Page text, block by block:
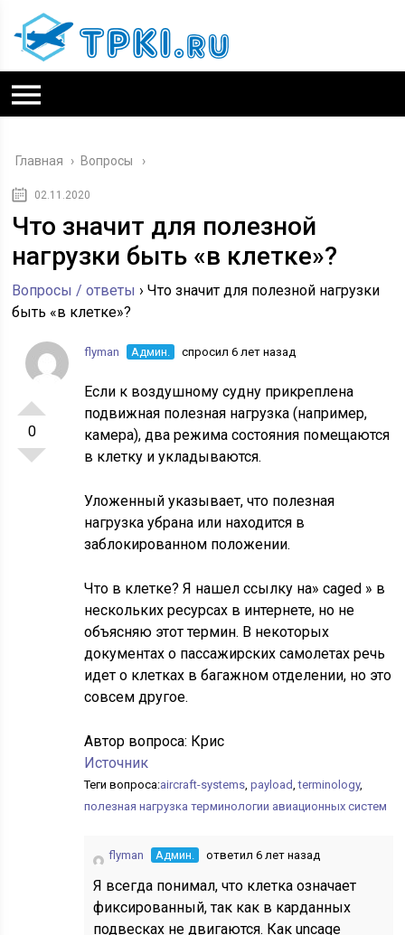
Главная › Вопросы
02.11.2020
Что значит для полезной
нагрузки быть «в клетке»?
Вопросы / ответы ›Что значит для полезной нагрузки
быть «в клетке»?
0
flyman Админ. спросил 6 лет назад
Если к воздушному судну прикреплена
подвижная полезная нагрузка (например,
камера), два режима состояния помещаются
в клетку и укладываются.
Уложенный указывает, что полезная
нагрузка убрана или находится в
заблокированном положении.
Что в клетке? Я нашел ссылку на» caged » в
нескольких ресурсах в интернете, но не
объясняю этот термин. В некоторых
документах о пассажирских самолетах речь
идет о клетках в багажном отделении, но это
совсем другое.
Автор вопроса: Крис
Источник
Теги вопроса:aircraft-systems,payload,terminology,
полезная нагрузка терминологии авиационных систем
flyman Админ. ответил 6 лет назад
Я всегда понимал, что клетка означает
фиксированный, так как в карданных
подвесках не двигаются. Как uncage